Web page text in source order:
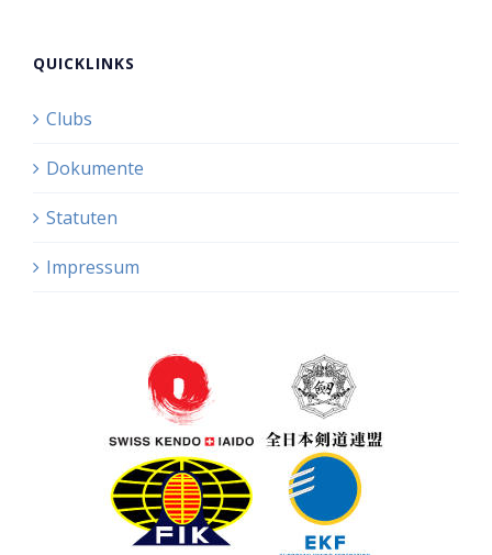
QUICKLINKS
Clubs
Dokumente
Statuten
Impressum